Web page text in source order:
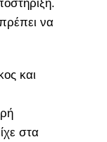
να
και
στα